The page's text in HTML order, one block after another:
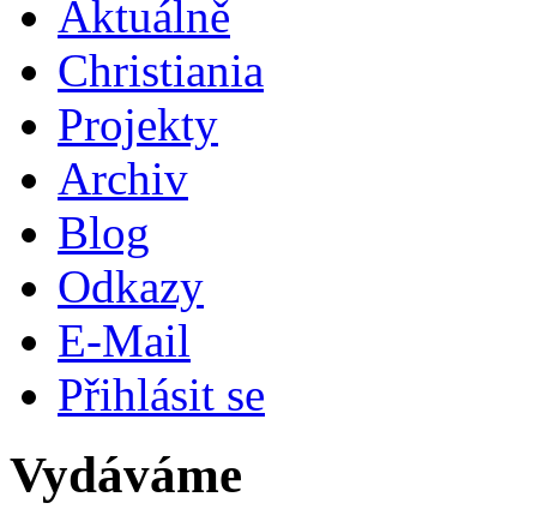
Aktuálně
Christiania
Projekty
Archiv
Blog
Odkazy
E-Mail
Přihlásit se
Vydáváme